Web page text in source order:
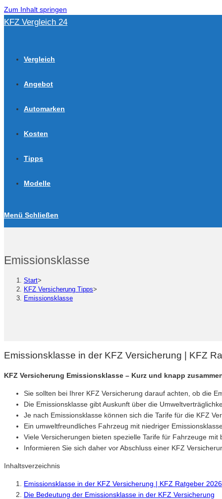
Zum Inhalt springen
KFZ Vergleich 24
Vergleich
Angebot
Automarken
Kosten
Tipps
Modelle
Menü Schließen
Emissionsklasse
Start>
KFZ Versicherung Tipps>
Emissionsklasse
Emissionsklasse in der KFZ Versicherung | KFZ
KFZ Versicherung Emissionsklasse – Kurz und knapp
Sie sollten bei Ihrer KFZ Versicherung darauf achten, ob die
Die Emissionsklasse gibt Auskunft über die
Je nach Emissionsklasse können sich die Tarife für die KFZ
Ein umweltfreundliches Fahrzeug mit niedriger
Viele Versicherungen bieten spezielle Tarife für Fahrzeuge
Informieren Sie sich daher vor Abschluss einer KFZ
Inhaltsverzeichnis
Emissionsklasse in der KFZ Versicherung | KFZ Ratgeber 2026
Die Bedeutung der Emissionsklasse in der KFZ Versicherung